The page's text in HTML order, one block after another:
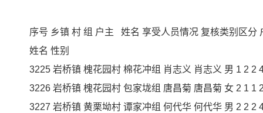
序号 乡镇 村 组 户主 姓名 享受人员情况 复核类别区
姓名 性别
3225 岩桥镇 槐花园村 棉花冲组 肖志义 肖志义 男 1 2 2
3226 岩桥镇 槐花园村 包家垅组 唐昌菊 唐昌菊 女 2 1 1
3227 岩桥镇 黄栗坳村 谭家冲组 何代华 何代华 男 2 2 2